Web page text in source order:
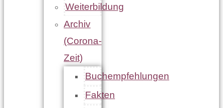
Weiterbildung
Archiv
(Corona-
Zeit)
Buchempfehlungen
Fakten